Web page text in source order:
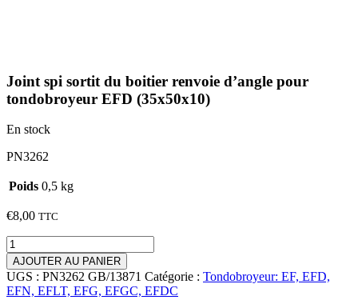
Joint spi sortit du boitier renvoie d’angle pour
tondobroyeur EFD (35x50x10)
En stock
PN3262
Poids 0,5 kg
€8,00 TTC
quantité
de
Joint
spi
sortit
AJOUTER AU PANIER
UGS : PN3262 GB/13871 Catégorie : Tondobroyeur: EF, EFD,
EFN, EFLT, EFG, EFGC, EFDC